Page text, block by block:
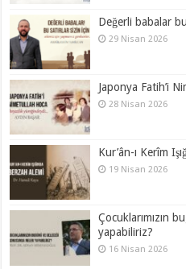
Değerli babalar
29 Nisan 2026
Japonya Fatih’i
28 Nisan 2026
Kur’ân-ı Kerîm
19 Nisan 2026
Çocuklarımızın
yapabiliriz?
16 Nisan 2026